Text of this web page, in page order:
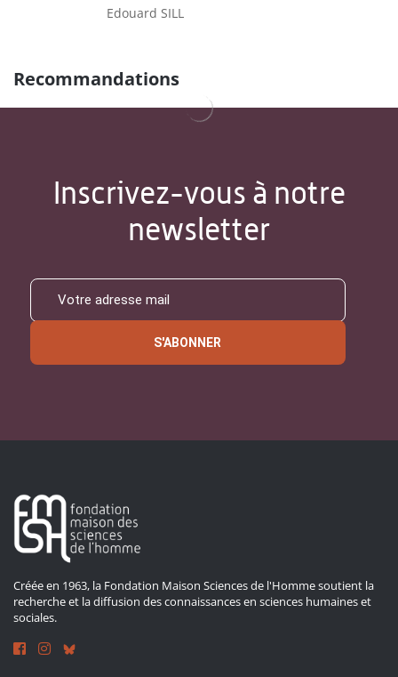
Edouard SILL
Recommandations
Inscrivez-vous à notre
newsletter
S'ABONNER
Créée en 1963, la Fondation Maison Sciences de l'Homme soutient la
recherche et la diffusion des connaissances en sciences humaines et
sociales.